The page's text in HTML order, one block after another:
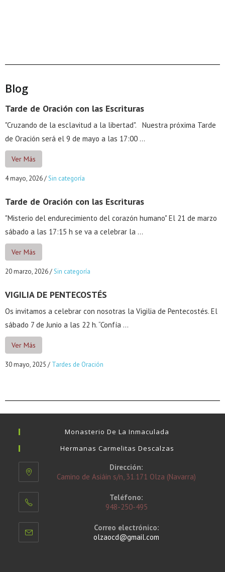
Blog
Tarde de Oración con las Escrituras
"Cruzando de la esclavitud a la libertad". Nuestra próxima Tarde
de Oración será el 9 de mayo a las 17:00 ...
Ver Más
4 mayo, 2026/Sin categoría
Tarde de Oración con las Escrituras
"Misterio del endurecimiento del corazón humano" El 21 de marzo
sábado a las 17:15 h se va a celebrar la ...
Ver Más
20 marzo, 2026/Sin categoría
VIGILIA DE PENTECOSTÉS
Os invitamos a celebrar con nosotras la Vigilia de Pentecostés. El
sábado 7 de Junio a las 22 h. “Confía ...
Ver Más
30 mayo, 2025 / Tardes de Oración
Monasterio De La Inmaculada
Hermanas Carmelitas Descalzas
Dirección:
Camino de Asiáin s/n, 31.171 Olza (Navarra)
Teléfono:
948-250-495
Correo electrónico:
olzaocd@gmail.com